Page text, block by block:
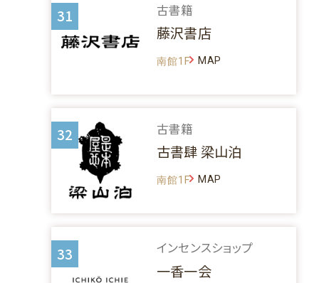
31 古書籍
藤沢書店
南館1F MAP
32 古書籍
古書肆 梁山泊
南館1F MAP
33 インセンスショップ
一香一会